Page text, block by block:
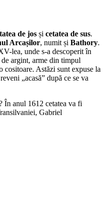
de jos și cetatea de sus.
Arcașilor, numit și Bathory.
lea, unde s-a descoperit în
argint, arme din timpul
cositoare. Astăzi sunt expuse la
„acasă” după ce se va
În anul 1612 cetatea va fi
Gabriel